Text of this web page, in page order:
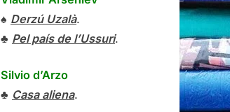
♠ Derzú Uzalà.
♣ Pel país de l’Ussuri.
Silvio d’Arzo
♣ Casa aliena.